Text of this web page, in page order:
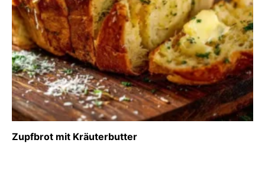
Zupfbrot mit Kräuterbutter